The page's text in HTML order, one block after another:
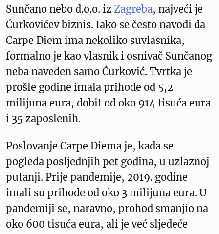
Sunčano nebo d.o.o. iz Zagreba, najveći je
Ćurkovićev biznis. Iako se često navodi da
Carpe Diem ima nekoliko suvlasnika,
formalno je kao vlasnik i osnivač Sunčanog
neba naveden samo Ćurković. Tvrtka je
prošle godine imala prihode od 5,2
milijuna eura, dobit od oko 914 tisuća eura
i 35 zaposlenih.
Poslovanje Carpe Diema je, kada se
pogleda posljednjih pet godina, u uzlaznoj
putanji. Prije pandemije, 2019. godine
imali su prihode od oko 3 milijuna eura. U
pandemiji se, naravno, prohod smanjio na
oko 600 tisuća eura, ali je već sljedeće